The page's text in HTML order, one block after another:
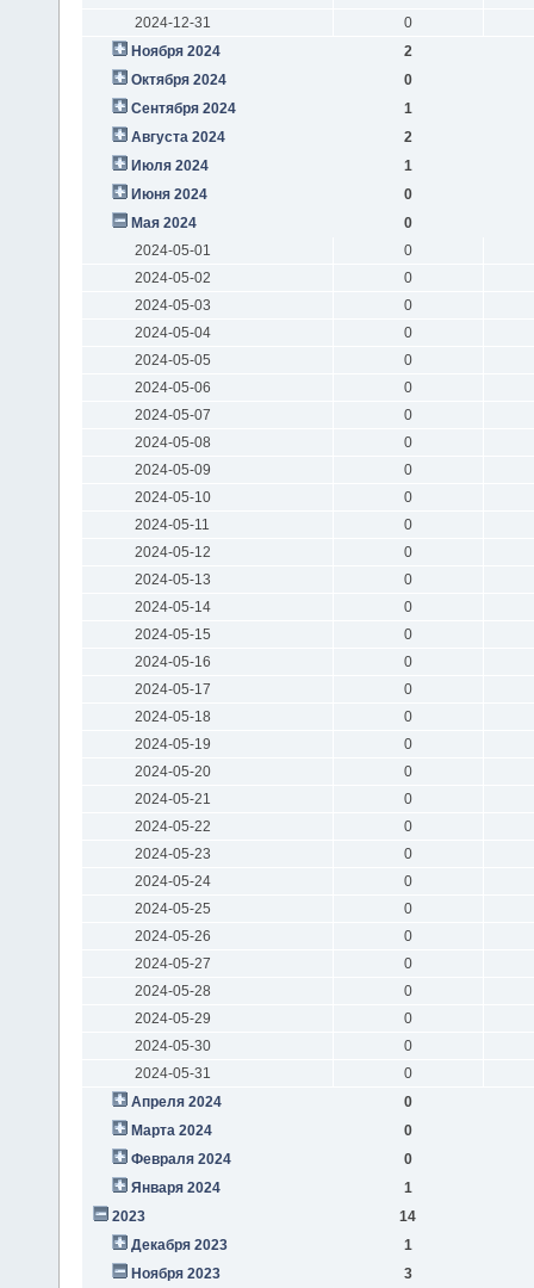
2024-12-31
0
Ноября 2024
2
Октября 2024
0
Сентября 2024
1
Августа 2024
2
Июля 2024
1
Июня 2024
0
Мая 2024
0
2024-05-01
0
2024-05-02
0
2024-05-03
0
2024-05-04
0
2024-05-05
0
2024-05-06
0
2024-05-07
0
2024-05-08
0
2024-05-09
0
2024-05-10
0
2024-05-11
0
2024-05-12
0
2024-05-13
0
2024-05-14
0
2024-05-15
0
2024-05-16
0
2024-05-17
0
2024-05-18
0
2024-05-19
0
2024-05-20
0
2024-05-21
0
2024-05-22
0
2024-05-23
0
2024-05-24
0
2024-05-25
0
2024-05-26
0
2024-05-27
0
2024-05-28
0
2024-05-29
0
2024-05-30
0
2024-05-31
0
Апреля 2024
0
Марта 2024
0
Февраля 2024
0
Января 2024
1
2023
14
Декабря 2023
1
Ноября 2023
3